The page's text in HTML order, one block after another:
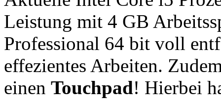
Leistung mit 4 GB
Professional 64 bit voll
effezientes Arbeiten.
einen Touchpad! Hierbei